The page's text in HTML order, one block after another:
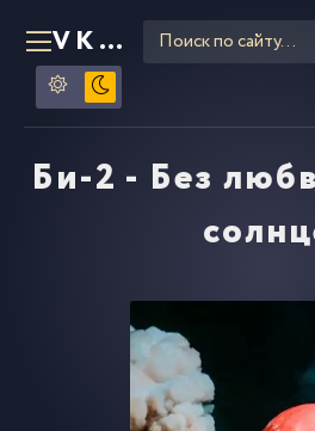
VKLIPE RU
Би-2 - Без